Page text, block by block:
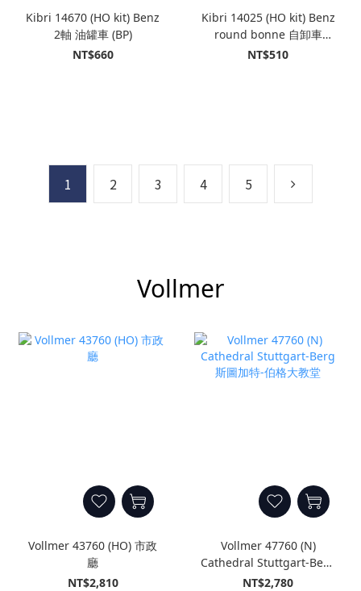
Kibri 14670 (HO kit) Benz
2軸 油罐車 (BP)
NT$660
Kibri 14025 (HO kit) Benz
round bonne 自卸車
t+MEILLER 半掛拖車
NT$510
1 2 3 4 5
Vollmer
Vollmer 43760 (HO) 市政
廳
NT$2,810
Vollmer 47760 (N)
Cathedral Stuttgart-Berg
斯圖加特-伯格大教堂
NT$2,780